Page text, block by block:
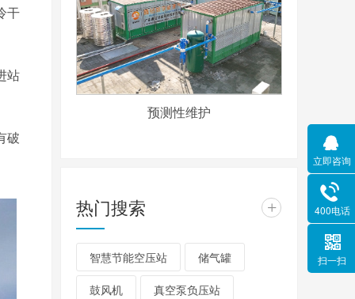
干
站
破
预测性维护
热门搜索 +
智慧节能空压站 储气罐
鼓风机 真空泵负压站
立即咨询
400电话
扫一扫